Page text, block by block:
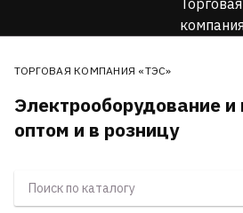
ТОРГОВАЯ КОМПАНИЯ «ТЭС»
Электрооборудование
оптом и в розницу